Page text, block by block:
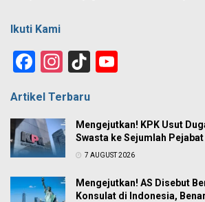
Ikuti Kami
Facebook
Instagram
TikTok
Artikel Terbaru
Mengejutkan! KPK Usut
Swasta ke Sejumlah
7 AUGUST 2026
Mengejutkan! AS Disebut
Konsulat di Indonesia,